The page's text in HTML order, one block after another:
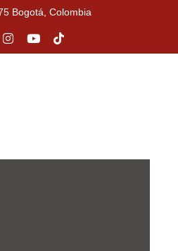
Bogotá, Colombia